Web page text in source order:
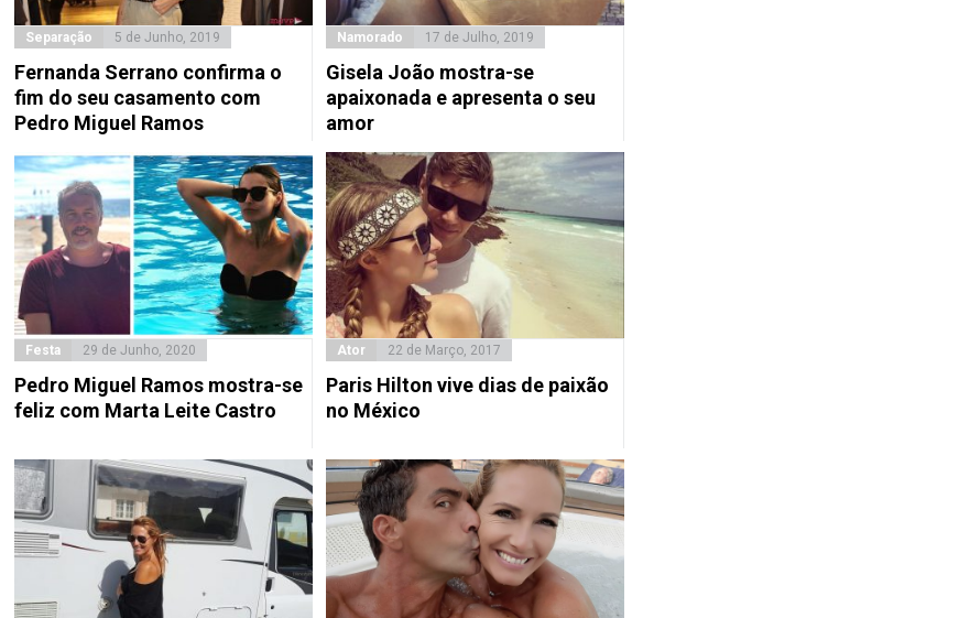
Separação 5 de Junho, 2019
Fernanda Serrano confirma o
fim do seu casamento com
Pedro Miguel Ramos
Namorado 17 de Julho, 2019
Gisela João mostra-se
apaixonada e apresenta o seu
amor
Festa 29 de Junho, 2020
Pedro Miguel Ramos mostra-se
feliz com Marta Leite Castro
Ator 22 de Março, 2017
Paris Hilton vive dias de paixão
no México